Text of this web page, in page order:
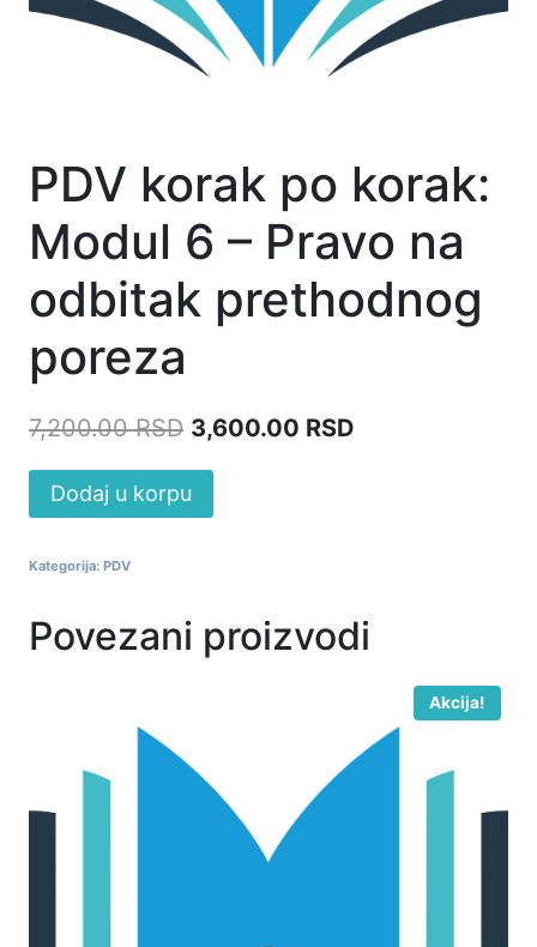
PDV korak po korak:
Modul 6 – Pravo na
odbitak prethodnog
poreza
7,200.00RSD 3,600.00 RSD
Dodaj u korpu
Kategorija: PDV
Povezani proizvodi
Akcija!